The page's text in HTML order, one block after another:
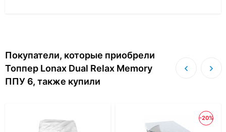
Покупатели, которые приобрели
Топпер Lonax Dual Relax Memory
ППУ 6, также купили
-20%